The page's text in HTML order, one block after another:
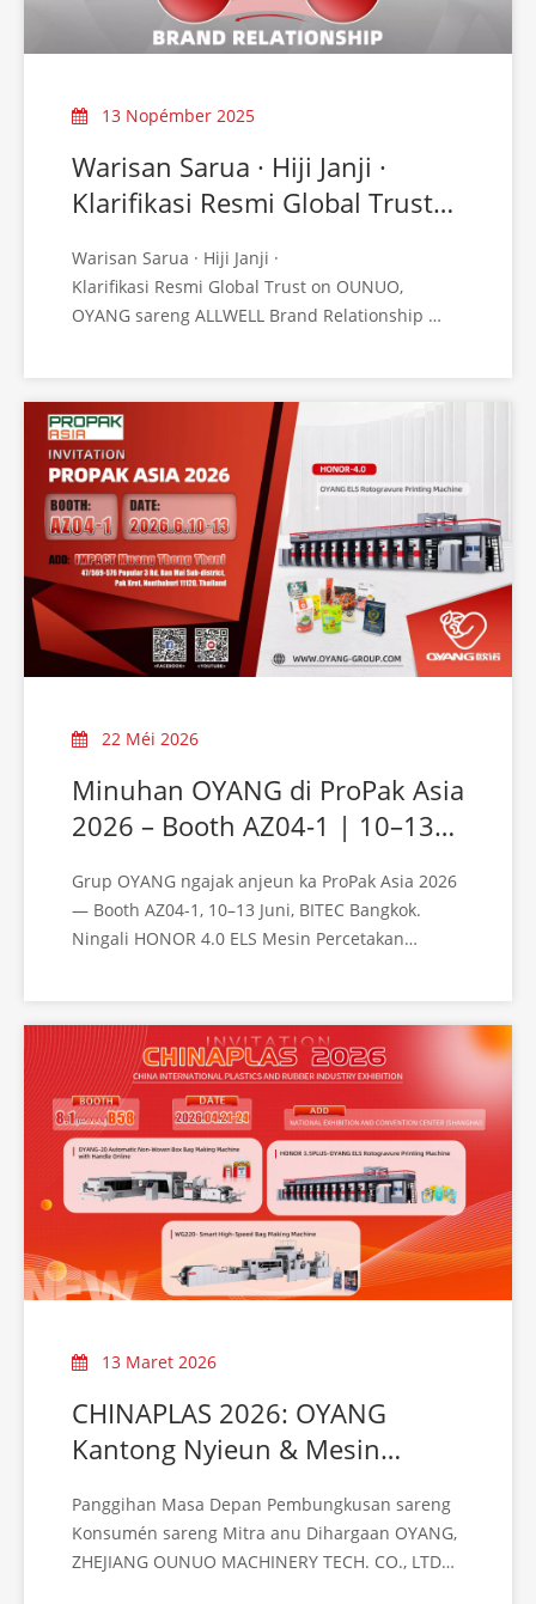
13 Nopémber 2025
Warisan Sarua · Hiji Janji ·
Klarifikasi Resmi Global Trust
OYANG Sareng ALLWELL
Warisan Sarua · Hiji Janji ·
Klarifikasi Resmi Global Trust on OUNUO,
OYANG sareng ALLWELL Brand Relationship
Group hoyong masihan klarifikasi resmi sareng
ngahijikeun ngeunaan hubungan sareng posisi
tilu identitas merek kami:
OUNUO · OYANG · ALLWELL
22 Méi 2026
Minuhan OYANG di ProPak Asia
2026 – Booth AZ04-1 | 10–13
Grup OYANG ngajak anjeun ka ProPak Asia 2026
— Booth AZ04-1, 10–13 Juni, BITEC Bangkok.
Ningali HONOR 4.0 ELS Mesin Percetakan
13 Maret 2026
CHINAPLAS 2026: OYANG
Kantong Nyieun & Mesin
Panggihan Masa Depan Pembungkusan sareng
Konsumén sareng Mitra anu Dihargaan OYANG,
ZHEJIANG OUNUO MACHINERY TECH. CO., LTD